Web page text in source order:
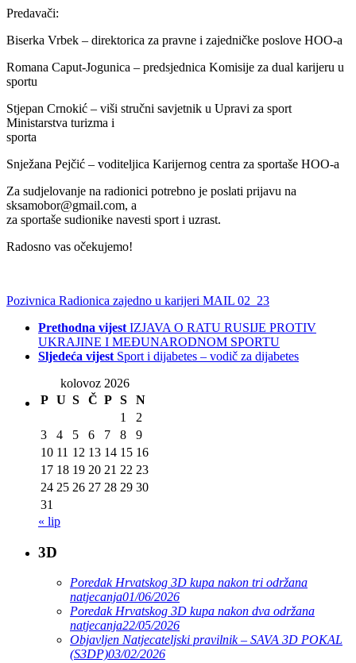
Predavači:
Biserka Vrbek – direktorica za pravne i zajedničke poslove HOO-a
Romana Caput-Jogunica – predsjednica Komisije za dual karijeru u
sportu
Stjepan Crnokić – viši stručni savjetnik u Upravi za sport
Ministarstva turizma i
sporta
Snježana Pejčić – voditeljica Karijernog centra za sportaše HOO-a
Za sudjelovanje na radionici potrebno je poslati prijavu na
sksamobor@gmail.com, a
za sportaše sudionike navesti sport i uzrast.
Radosno vas očekujemo!
Pozivnica Radionica zajedno u karijeri MAIL 02_23
Prethodna vijest IZJAVA O RATU RUSIJE PROTIV
UKRAJINE I MEĐUNARODNOM SPORTU
Sljedeća vijest Sport i dijabetes – vodič za dijabetes
kolovoz 2026
P U S Č P S
N
1
2
3
4 5 6 7 8
9
10 11 12 13 14 15 16
17 18 19 20 21 22 23
24 25 26 27 28 29 30
31
« lip
3D
Poredak Hrvatskog 3D kupa nakon tri održana
natjecanja01/06/2026
Poredak Hrvatskog 3D kupa nakon dva održana
natjecanja22/05/2026
Objavljen Natjecateljski pravilnik – SAVA 3D POKAL
(S3DP)03/02/2026